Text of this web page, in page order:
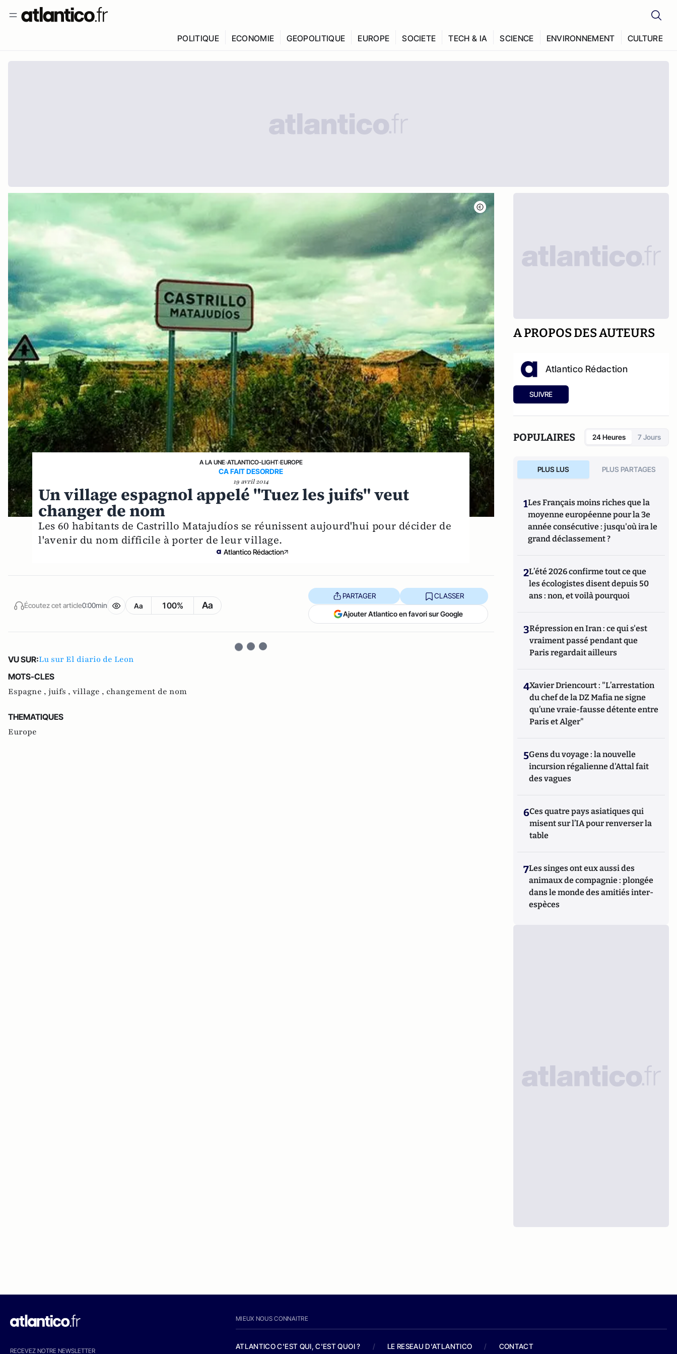
POLITIQUE ECONOMIE GEOPOLITIQUE EUROPE SOCIETE TECH & IA SCIENCE ENVIRONNEMENT CULTURE
A LA UNE›ATLANTICO-LIGHT›EUROPE
CA FAIT DESORDRE
19 avril 2014
Un village espagnol appelé "Tuez les juifs" veut
changer de nom
Les 60 habitants de Castrillo Matajudíos se réunissent aujourd'hui pour décider de
l'avenir du nom difficile à porter de leur village.
Atlantico Rédaction
Écoutez cet article0:00min Aa 100% Aa
PARTAGER CLASSER
Ajouter Atlantico en favori sur Google
VU SUR:Lu sur El diario de Leon
MOTS-CLES
Espagne , juifs , village , changement de nom
THEMATIQUES
Europe
A PROPOS DES AUTEURS
Atlantico Rédaction
SUIVRE
POPULAIRES 24 Heures 7 Jours
PLUS LUS PLUS PARTAGES
1Les Français moins riches que la
moyenne européenne pour la 3e
année consécutive : jusqu'où ira le
grand déclassement ?
2L’été 2026 confirme tout ce que
les écologistes disent depuis 50
ans : non, et voilà pourquoi
3Répression en Iran : ce qui s'est
vraiment passé pendant que
Paris regardait ailleurs
4Xavier Driencourt : "L’arrestation
du chef de la DZ Mafia ne signe
qu’une vraie-fausse détente entre
Paris et Alger"
5Gens du voyage : la nouvelle
incursion régalienne d'Attal fait
des vagues
6Ces quatre pays asiatiques qui
misent sur l’IA pour renverser la
table
7Les singes ont eux aussi des
animaux de compagnie : plongée
dans le monde des amitiés inter-
espèces
RECEVEZ NOTRE NEWSLETTER
MIEUX NOUS CONNAITRE
ATLANTICO C'EST QUI, C'EST QUOI ? / LE RESEAU D'ATLANTICO / CONTACT